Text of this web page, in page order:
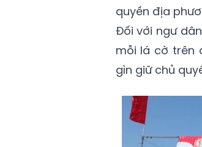
quyền địa
Đối với ngư
mỗi lá cờ trên
gìn giữ chủ